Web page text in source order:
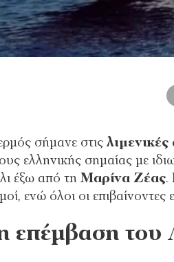
σήμανε στιςλιμενικές
ελληνικής σημαίας με
έξω από τη Μαρίνα Ζέας.
ενώ όλοι οι επιβαίνοντες
επέμβαση του